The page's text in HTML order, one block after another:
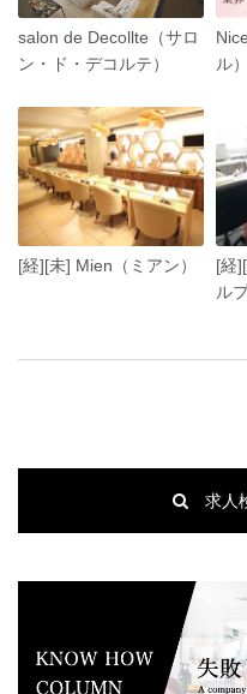
salon de Decollte（サロ
ン・ド・デコルテ）
ル
[経][未] Mien（ミアン）
[経
ル
求人